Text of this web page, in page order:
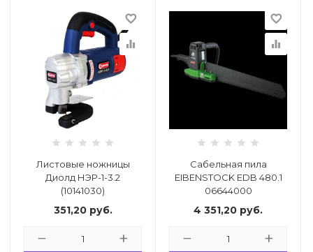
favorite_border
equalizer
Листовые ножницы
Диолд НЭР-1-3.2
(10141030)
351,20 руб.
favorite_border
equalizer
Cабельная пила
EIBENSTOCK EDB 480.1
06644000
4 351,20 руб.